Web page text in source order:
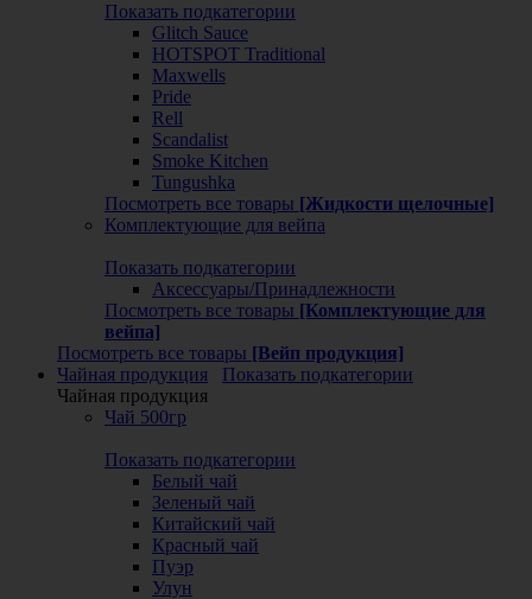
Показать подкатегории
Glitch Sauce
HOTSPOT Traditional
Maxwells
Pride
Rell
Scandalist
Smoke Kitchen
Tungushka
Посмотреть все товары [Жидкости щелочные]
Комплектующие для вейпа
Показать подкатегории
Аксессуары/Принадлежности
Посмотреть все товары [Комплектующие для
вейпа]
Посмотреть все товары [Вейп продукция]
Чайная продукция
Показать подкатегории
Чайная продукция
Чай 500гр
Показать подкатегории
Белый чай
Зеленый чай
Китайский чай
Красный чай
Пуэр
Улун